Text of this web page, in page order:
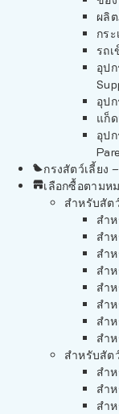
ผลิ
กร
รถ
อุป
อุป
แก็
อุป
กรงสัตว์เลี้ยง
เลือกซื้อตามห
สำหรับสัต
สำ
สำ
สำ
สำ
สำ
สำ
สำ
สำ
สำหรับสัต
สำ
สำ
สำ